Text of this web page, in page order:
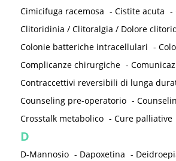
Cimicifuga racemosa - Cistite acuta -
Clitoridinia / Clitoralgia / Dolore
Colonie batteriche intracellulari -
Complicanze chirurgiche -
Contraccettivi reversibili di lunga
Counseling pre-operatorio -
Crosstalk metabolico - Cure palliative
D
D-Mannosio - Dapoxetina -